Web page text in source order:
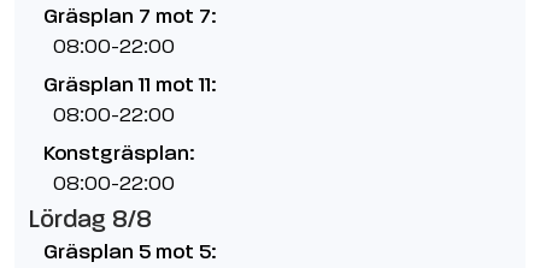
Gräsplan 7 mot 7:
08:00-22:00
Gräsplan 11 mot 11:
08:00-22:00
Konstgräsplan:
08:00-22:00
Lördag 8/8
Gräsplan 5 mot 5: